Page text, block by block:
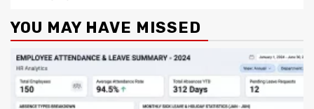
YOU MAY HAVE MISSED